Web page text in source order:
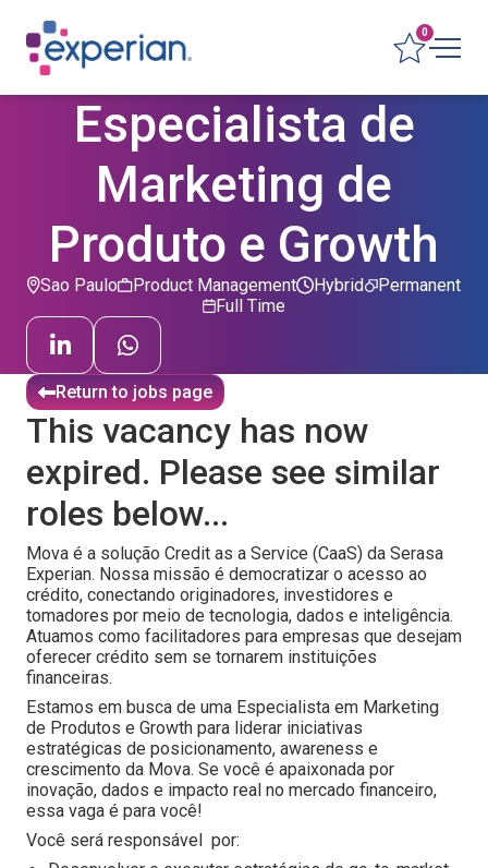
0
Especialista de
Marketing de
Produto e Growth
Sao Paulo Product Management Permanent
Hybrid
Full Time
Return to jobs page
This vacancy has now
expired. Please see similar
roles below...
Mova é a solução Credit as a Service (CaaS) da Serasa
Experian. Nossa missão é democratizar o acesso ao
crédito, conectando originadores, investidores e
tomadores por meio de tecnologia, dados e inteligência.
Atuamos como facilitadores para empresas que desejam
oferecer crédito sem se tornarem instituições
financeiras.
Estamos em busca de uma Especialista em Marketing
de Produtos e Growth para liderar iniciativas
estratégicas de posicionamento, awareness e
crescimento da Mova. Se você é apaixonada por
inovação, dados e impacto real no mercado financeiro,
essa vaga é para você!
Você será responsável por: